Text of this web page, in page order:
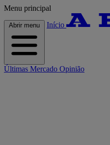
Menu principal
Abrir menu Início
Últimas Mercado Opinião